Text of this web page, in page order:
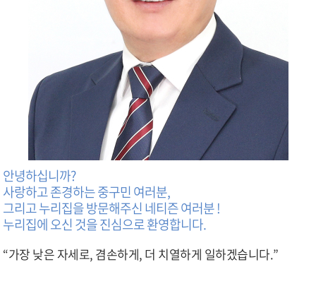
안녕하십니까?
사랑하고 존경하는 중구민 여러분,
그리고 누리집을 방문해주신 네티즌 여러분 !
누리집에 오신 것을 진심으로 환영합니다.
“가장 낮은 자세로, 겸손하게, 더 치열하게 일하겠습니다.”